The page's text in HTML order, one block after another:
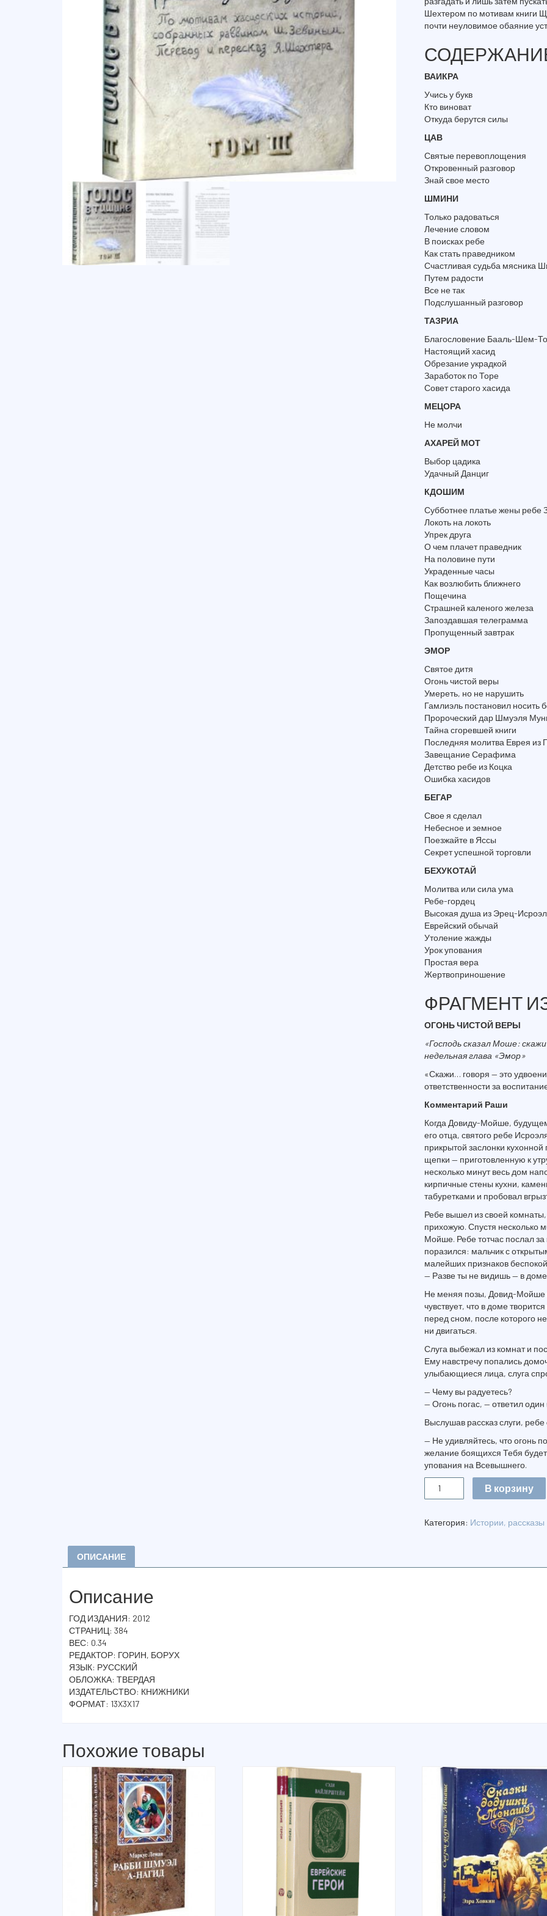
Шехтером по мотивам книги
почти неуловимое обаяние
ВАИКРА
Учись у букв
Кто виноват
Откуда берутся силы
ЦАВ
Святые перевоплощения
Откровенный разговор
Знай свое место
ШМИНИ
Только радоваться
Лечение словом
В поисках ребе
Как стать праведником
Счастливая судьба мясника
Путем радости
Все не так
Подслушанный разговор
ТАЗРИА
Благословение Бааль-Шем-
Настоящий хасид
Обрезание украдкой
Заработок по Торе
Совет старого хасида
МЕЦОРА
Не молчи
АХАРЕЙ МОТ
Выбор цадика
Удачный Данциг
КДОШИМ
Субботнее платье жены ребе
Локоть на локоть
Упрек друга
О чем плачет праведник
На половине пути
Украденные часы
Как возлюбить ближнего
Пощечина
Страшней каленого железа
Запоздавшая телеграмма
Пропущенный завтрак
ЭМОР
Святое дитя
Огонь чистой веры
Умереть, но не нарушить
Гамлиэль постановил носить
Пророческий дар Шмуэля
Тайна сгоревшей книги
Последняя молитва Еврея из
Завещание Серафима
Детство ребе из Коцка
Ошибка хасидов
БЕГАР
Свое я сделал
Небесное и земное
Поезжайте в Яссы
Секрет успешной торговли
БЕХУКОТАЙ
Молитва или сила ума
Ребе-гордец
Высокая душа из Эрец-
Еврейский обычай
Утоление жажды
Урок упования
Простая вера
Жертвоприношение
ФРАГМЕНТ
ОГОНЬ ЧИСТОЙ ВЕРЫ
«Господь сказал Моше:
недельная глава «Эмор»
«Скажи… говоря — это
ответственности за
Комментарий Раши
Когда Довиду-Мойше,
его отца, святого ребе
прикрытой заслонки
щепки — приготовленную к
несколько минут весь дом
кирпичные стены кухни,
табуретками и пробовал
Ребе вышел из своей
прихожую. Спустя несколько
Мойше. Ребе тотчас послал за
поразился: мальчик с
малейших признаков
— Разве ты не видишь — в
Не меняя позы, Довид-Мойше
чувствует, что в доме
перед сном, после которого
ни двигаться.
Слуга выбежал из комнат и
Ему навстречу попались
улыбающиеся лица, слуга
— Чему вы радуетесь?
— Огонь погас, — ответил
Выслушав рассказ слуги, ребе
— Не удивляйтесь, что огонь
желание боящихся Тебя
упования на Всевышнего.
ГОЛОС
ТИШИНЕ.
В корзину
Категория: Истории, рассказы
ОПИСАНИЕ
Описание
ГОД ИЗДАНИЯ: 2012
СТРАНИЦ: 384
ВЕС: 0.34
РЕДАКТОР: ГОРИН, БОРУХ
ЯЗЫК: РУССКИЙ
ОБЛОЖКА: ТВЕРДАЯ
ИЗДАТЕЛЬСТВО: КНИЖНИКИ
ФОРМАТ: 13X3X17
Похожие товары